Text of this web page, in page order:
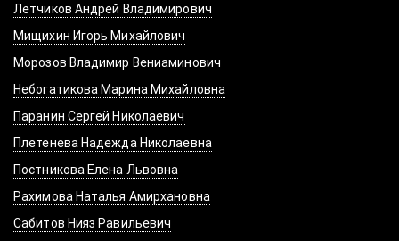
Лётчиков Андрей Владимирович
Мищихин Игорь Михайлович
Морозов Владимир Вениаминович
Небогатикова Марина Михайловна
Паранин Сергей Николаевич
Плетенева Надежда Николаевна
Постникова Елена Львовна
Рахимова Наталья Амирхановна
Сабитов Нияз Равильевич